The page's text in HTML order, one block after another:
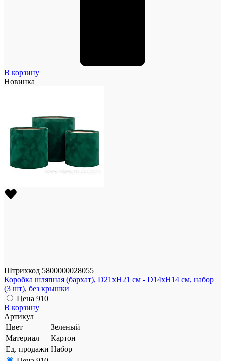
В корзину
Новинка
Штрихкод 5800000028055
Коробка шляпная (бархат), D21xH21 см - D14xH14 см, набор
(3 шт), без крышки
Цена 910
В корзину
Артикул
Цвет
Зеленый
Материал
Картон
Ед. продажи Набор